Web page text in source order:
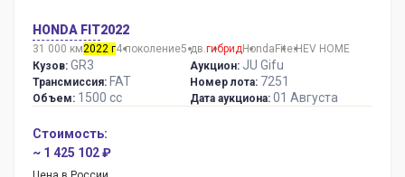
HONDA FIT2022
31 000 км2022 г4 поколение5 дв. гибридHondaFite:HEV HOME
Кузов: GR3
Трансмиссия: FAT
Объем: 1500 сс
Аукцион: JU Gifu
Номер лота: 7251
Дата аукциона: 01 Августа
Стоимость:
~ 1 425 102 ₽